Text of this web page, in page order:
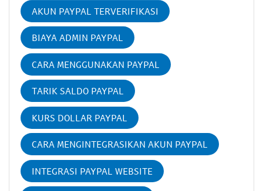
AKUN PAYPAL TERVERIFIKASI
BIAYA ADMIN PAYPAL
CARA MENGGUNAKAN PAYPAL
TARIK SALDO PAYPAL
KURS DOLLAR PAYPAL
CARA MENGINTEGRASIKAN AKUN PAYPAL
INTEGRASI PAYPAL WEBSITE